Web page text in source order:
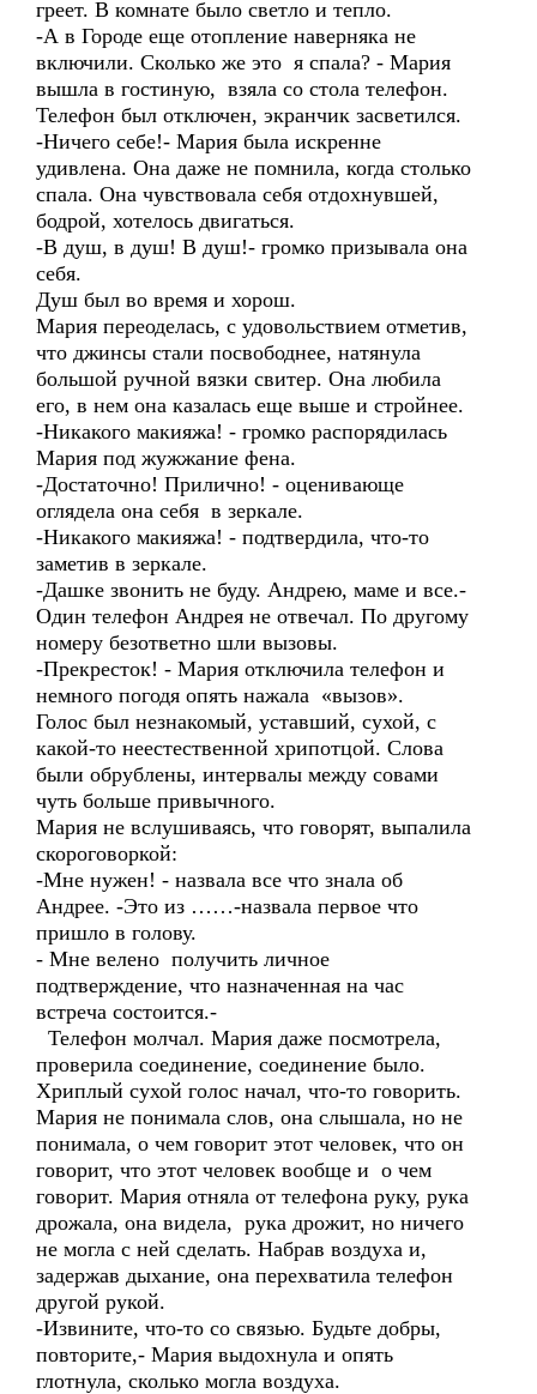
греет. В комнате было светло и тепло.
-А в Городе еще отопление наверняка не
включили. Сколько же это я спала? - Мария
вышла в гостиную, взяла со стола телефон.
Телефон был отключен, экранчик засветился.
-Ничего себе!- Мария была искренне
удивлена. Она даже не помнила, когда столько
спала. Она чувствовала себя отдохнувшей,
бодрой, хотелось двигаться.
-В душ, в душ! В душ!- громко призывала она
себя.
Душ был во время и хорош.
Мария переоделась, с удовольствием отметив,
что джинсы стали посвободнее, натянула
большой ручной вязки свитер. Она любила
его, в нем она казалась еще выше и стройнее.
-Никакого макияжа! - громко распорядилась
Мария под жужжание фена.
-Достаточно! Прилично! - оценивающе
оглядела она себя в зеркале.
-Никакого макияжа! - подтвердила, что-то
заметив в зеркале.
-Дашке звонить не буду. Андрею, маме и все.-
Один телефон Андрея не отвечал. По другому
номеру безответно шли вызовы.
-Прекресток! - Мария отключила телефон и
немного погодя опять нажала «вызов».
Голос был незнакомый, уставший, сухой, с
какой-то неестественной хрипотцой. Слова
были обрублены, интервалы между совами
чуть больше привычного.
Мария не вслушиваясь, что говорят, выпалила
скороговоркой:
-Мне нужен! - назвала все что знала об
Андрее. -Это из ……-назвала первое что
пришло в голову.
- Мне велено получить личное
подтверждение, что назначенная на час
встреча состоится.-
Телефон молчал. Мария даже посмотрела,
проверила соединение, соединение было.
Хриплый сухой голос начал, что-то говорить.
Мария не понимала слов, она слышала, но не
понимала, о чем говорит этот человек, что он
говорит, что этот человек вообще и о чем
говорит. Мария отняла от телефона руку, рука
дрожала, она видела, рука дрожит, но ничего
не могла с ней сделать. Набрав воздуха и,
задержав дыхание, она перехватила телефон
другой рукой.
-Извините, что-то со связью. Будьте добры,
повторите,- Мария выдохнула и опять
глотнула, сколько могла воздуха.